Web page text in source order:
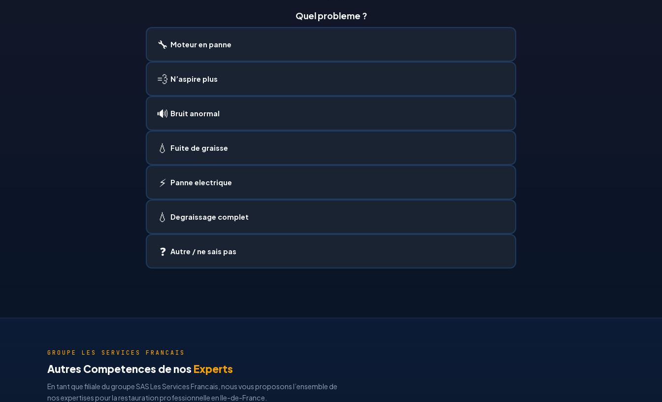
Quel probleme ?
🔧 Moteur en panne
💨 N’aspire plus
🔊 Bruit anormal
💧 Fuite de graisse
⚡ Panne electrique
💧 Degraissage complet
❓ Autre / ne sais pas
GROUPE LES SERVICES FRANCAIS
Autres Competences de nos Experts
En tant que filiale du groupe SAS Les Services Francais, nous vous proposons l’ensemble de
nos expertises pour la restauration professionnelle en Ile-de-France.